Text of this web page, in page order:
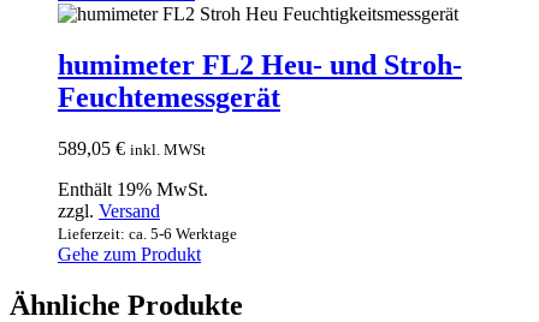
humimeter FL2 Heu- und Stroh-
Feuchtemessgerät
589,05 € inkl. MWSt
Enthält 19% MwSt.
zzgl. Versand
Lieferzeit: ca. 5-6 Werktage
Gehe zum Produkt
Ähnliche Produkte